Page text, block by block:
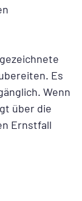
Es
Wenn
über die
Ernstfall